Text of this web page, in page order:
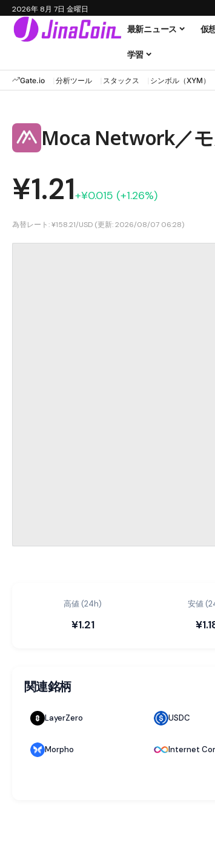
2026年 8月 7日 金曜日
最新ニュース 仮
学習
Gate.io 分析ツール スタックス シンボル（XYM）
Moca Network／
¥1.21+¥0.015 (+1.26%)
為替レート: ¥158.21/USD (更新: 2026/08/07 06:28)
高値 (24h)
¥1.21
安値
関連銘柄
LayerZero USDC
Morpho Internet